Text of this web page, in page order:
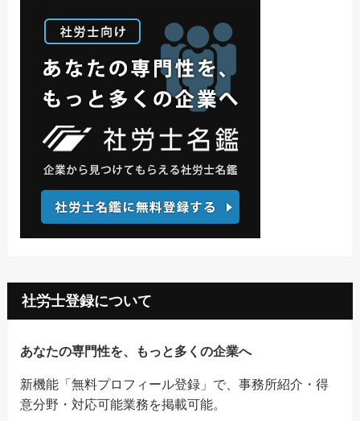
社労士登録について
あなたの専門性を、もっと多くの企業へ
新機能「無料プロフィール登録」で、事務所紹介・得
意分野・対応可能業務を掲載可能。